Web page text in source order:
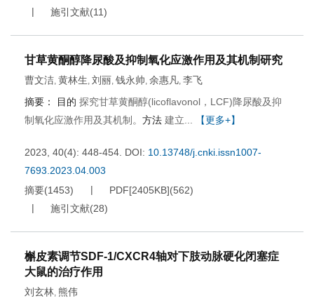
施引文献(11)
甘草黄酮醇降尿酸及抑制氧化应激作用及其机制研究
曹文洁, 黄林生, 刘丽, 钱永帅, 余惠凡, 李飞
摘要：
目的 探究甘草黄酮醇(licoflavonol，LCF)降尿酸及抑
制氧化应激作用及其机制。 方法 建立... 【更多+】
2023, 40(4): 448-454. DOI: 10.13748/j.cnki.issn1007-
7693.2023.04.003
摘要(1453) PDF[2405KB](562)
施引文献(28)
槲皮素调节SDF-1/CXCR4轴对下肢动脉硬化闭塞症
大鼠的治疗作用
刘玄林, 熊伟